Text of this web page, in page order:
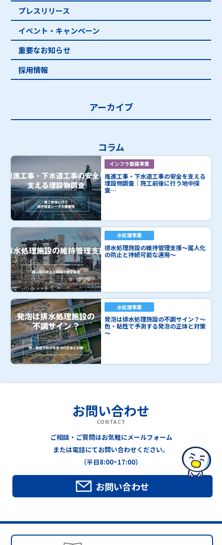
プレスリリース
イベント・キャンペーン
重要なお知らせ
採用情報
アーカイブ
コラム
インフラ整備事業
推進工事・下水道工事の安全を支える
埋設物調査｜施工前後に行う地中探
査…
水処理事業
排水処理施設の維持管理支援～属人化
の防止と持続可能な運用～
水処理事業
発泡は排水処理施設の不調サイン？～
色・粘性で予測する発泡の正体と対策
～
お問い合わせ
CONTACT
ご相談・ご質問はお気軽にメールフォーム
または電話にてお問い合わせください。
（平日8:00~17:00）
お問い合わせ